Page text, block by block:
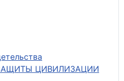
ЦИВИЛИЗАЦИИ